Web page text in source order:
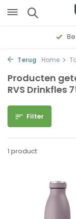
Terug Home
Producten
RVS Drinkfles
Filter
1 product